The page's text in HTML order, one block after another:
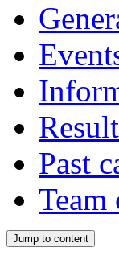
Past
Team
Jump to content